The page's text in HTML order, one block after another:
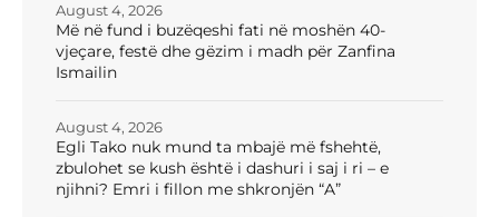
Më në fund i buzëqeshi fati në moshën 40-
vjeçare, festë dhe gëzim i madh për Zanfina
Ismailin
August 4, 2026
Egli Tako nuk mund ta mbajë më fshehtë,
zbulohet se kush është i dashuri i saj i ri – e
njihni? Emri i fillon me shkronjën “A”
August 4, 2026